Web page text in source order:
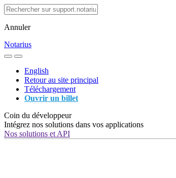
Annuler
Notarius
English
Retour au site principal
Téléchargement
Ouvrir un billet
Coin du développeur
Intégrez nos solutions dans vos applications
Nos solutions et API